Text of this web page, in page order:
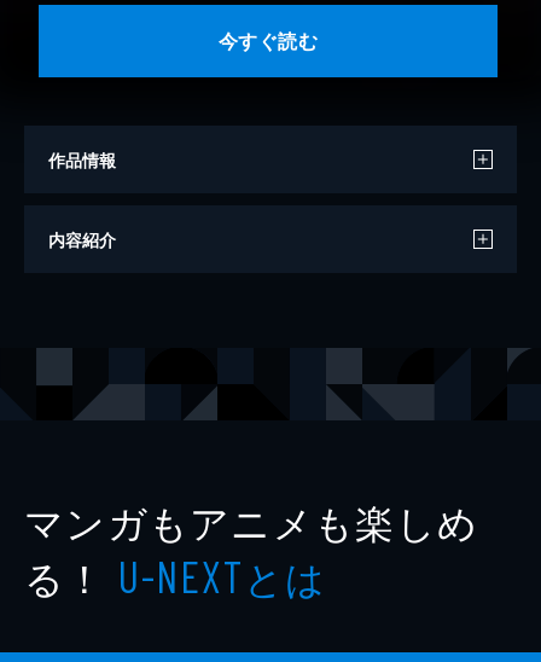
今すぐ読む
作品情報
著者
内容紹介
マンガもアニメも楽しめ
る！ U-NEXTとは